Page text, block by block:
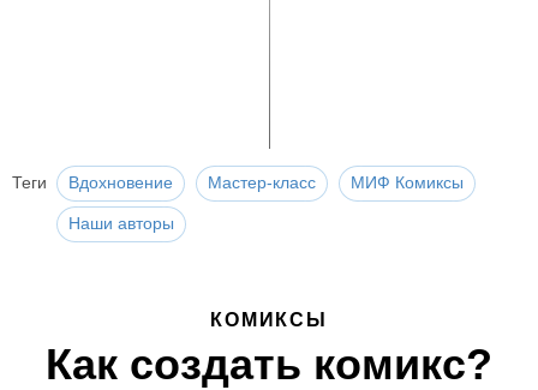
Теги Вдохновение Мастер-класс МИФ Комиксы
Наши авторы
КОМИКСЫ
Как создать комикс?